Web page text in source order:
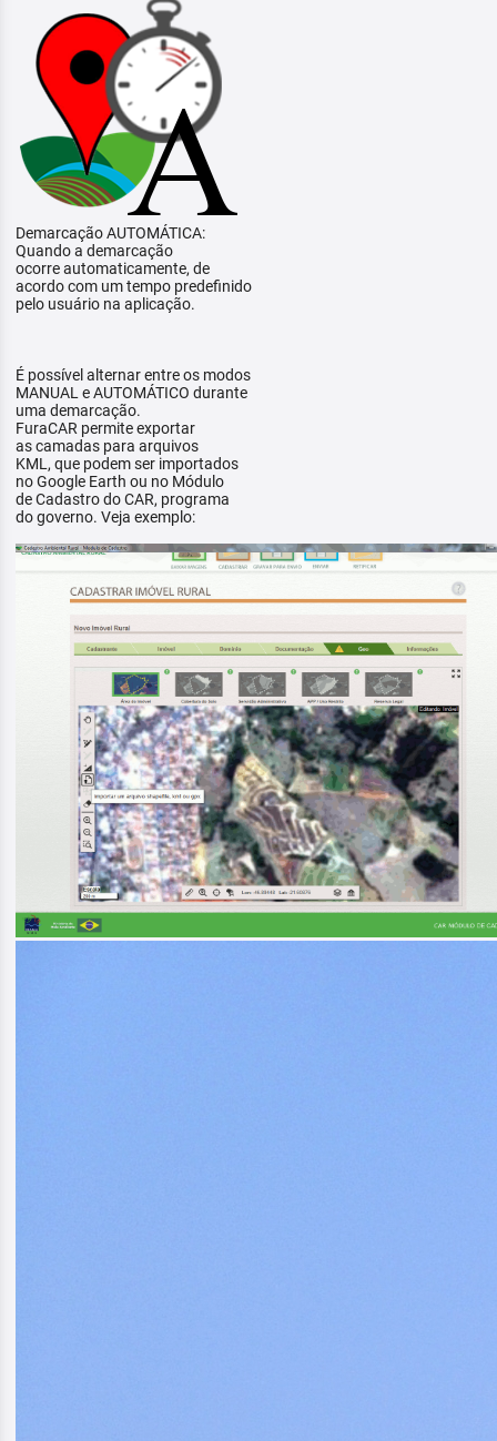
Demarcação AUTOMÁTICA:
Quando a demarcação
ocorre automaticamente, de
acordo com um tempo predefinido
pelo usuário na aplicação.
É possível alternar entre os modos
MANUAL e AUTOMÁTICO durante
uma demarcação.
FuraCAR permite exportar
as camadas para arquivos
KML, que podem ser importados
no Google Earth ou no Módulo
de Cadastro do CAR, programa
do governo. Veja exemplo: